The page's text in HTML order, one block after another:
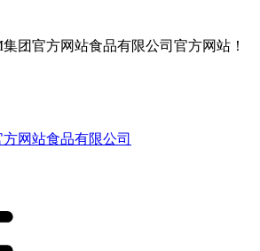
团官方网站食品有限公司官方网站！